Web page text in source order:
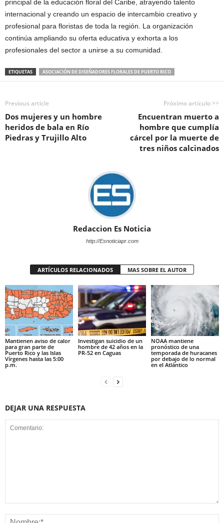
principal de la educación floral del Caribe, atrayendo talento
internacional y creando un espacio de intercambio creativo y
profesional para floristas de toda la región. La organización
continúa ampliando su oferta educativa y exhorta a los
profesionales del sector a unirse a su comunidad.
ETIQUETAS ASOCIACIÓN DE DISEÑADORES FLORALES DE PUERTO RICO
Previous article
Dos mujeres y un hombre
heridos de bala en Río
Piedras y Trujillo Alto
Próximo artículo >>
Encuentran muerto a
hombre que cumplía
cárcel por la muerte de
tres niños calcinados
Redaccion Es Noticia
http://Esnoticiapr.com
ARTÍCULOS RELACIONADOS MAS SOBRE EL AUTOR
Mantienen aviso de calor
para gran parte de
Puerto Rico y las Islas
Vírgenes hasta las 5:00
p.m.
Investigan suicidio de un
hombre de 42 años en la
PR-52 en Caguas
NOAA mantiene
pronóstico de una
temporada de huracanes
por debajo de lo normal
en el Atlántico
DEJAR UNA RESPUESTA